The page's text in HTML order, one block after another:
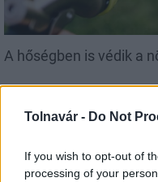
Tolnavár - Do Not
If you wish to opt-out of
processing of your
A hőségben is védik a